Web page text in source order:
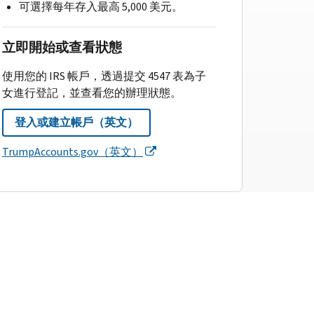
可選擇每年存入最高 5,000 美元。
立即開始或查看狀態
使用您的 IRS 帳戶，透過提交 4547 表為子
女進行登記，並查看您的辦理狀態。
登入或建立帳戶（英文）
TrumpAccounts.gov（英文）